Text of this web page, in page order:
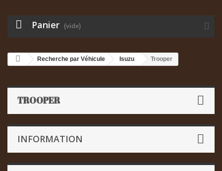
Panier (vide)
Recherche par Véhicule Isuzu Trooper
TROOPER
INFORMATION